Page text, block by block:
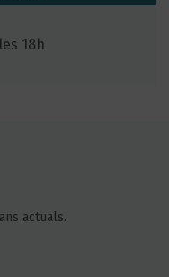
18h
actuals.